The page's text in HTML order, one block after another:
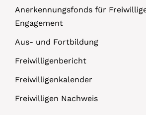
Anerkennungsfonds für
Engagement
Aus- und Fortbildung
Freiwilligenbericht
Freiwilligenkalender
Freiwilligen Nachweis